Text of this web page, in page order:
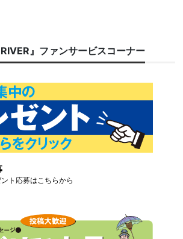
』ファンサービスコーナー
ト応募はこちらから